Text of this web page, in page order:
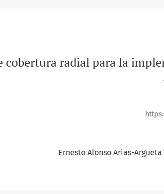
cobertura radial para la
Ernesto Alonso Arias-Argueta